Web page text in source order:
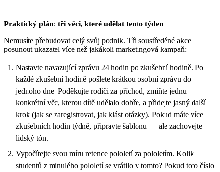
Praktický plán: tři věci, které udělat tento týden
Nemusíte přebudovat celý svůj podnik. Tři soustředěné akce
posunout ukazatel více než jakákoli marketingová kampaň:
Nastavte navazující zprávu 24 hodin po zkušební hodině. Po
každé zkušební hodině pošlete krátkou osobní zprávu do
jednoho dne. Poděkujte rodiči za příchod, zmiňte jednu
konkrétní věc, kterou dítě udělalo dobře, a přidejte jasný další
krok (jak se zaregistrovat, jak klást otázky). Pokud máte více
zkušebních hodin týdně, připravte šablonu — ale zachovejte
lidský tón.
Vypočítejte svou míru retence pololetí za pololetím. Kolik
studentů z minulého pololetí se vrátilo v tomto? Pokud toto číslo